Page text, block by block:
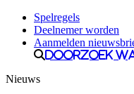
Spelregels
Deelnemer worden
Aanmelden
Doorzoek
Nieuws